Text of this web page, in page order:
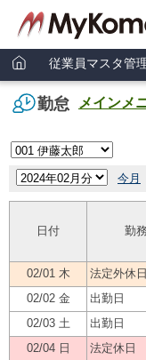
従業員マスタ管
勤怠 メインメ
今月
日付 勤
02/01 木
法定外休日
02/02 金
出勤日
02/03 土
出勤日
02/04 日
法定休日